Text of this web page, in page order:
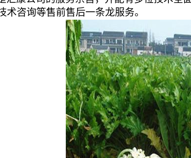
咨询等售前售后一条龙服务。